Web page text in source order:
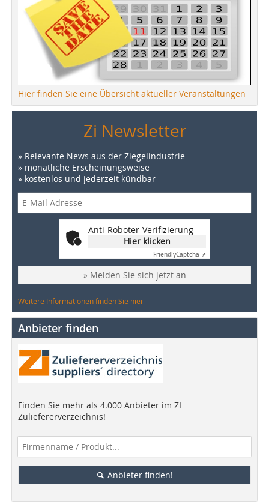
Hier finden Sie eine Übersicht aktueller Veranstaltungen
Zi Newsletter
» Relevante News aus der Ziegelindustrie
» monatliche Erscheinungsweise
» kostenlos und jederzeit kündbar
Anti-Roboter-Verifizierung
Hier klicken
FriendlyCaptcha ⇗
» Melden Sie sich jetzt an
Weitere Informationen finden Sie hier
Anbieter finden
Finden Sie mehr als 4.000 Anbieter im ZI
Zuliefererverzeichnis!
Anbieter finden!